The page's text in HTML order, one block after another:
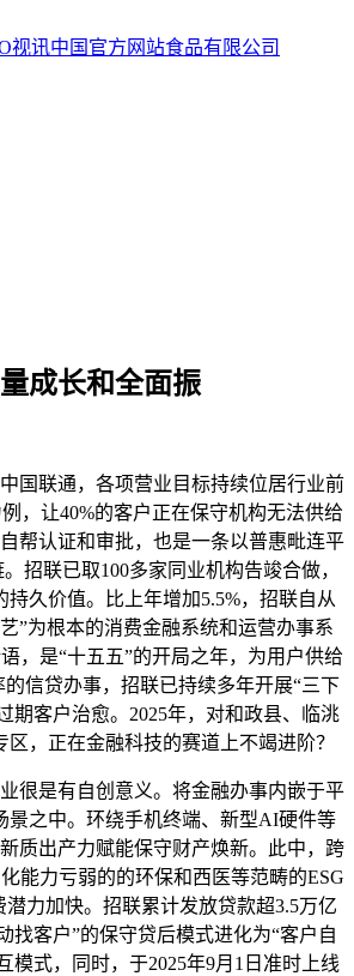
成长和全面振
联通，各项营业目标持续位居行业前
，让40%的客户正在保守机构无法供给
帮认证和审批，也是一条以普惠毗连平
招联已取100多家同业机构告竣合做，
持久价值。比上年增加5.5%，招联自从
”为根本的消费金融系统和运营办事系
，是“十五五”的开局之年，为用户供给
信贷办事，招联已持续多年开展“三下
期客户治愈。2025年，对和政县、临洮
，正在金融科技的赛道上不竭进阶？
是有自创意义。将金融办事内嵌于平
景之中。环绕手机终端、新型AI硬件等
质出产力赋能保守财产焕新。此中，跨
能力亏弱的的环保和西医等范畴的ESG
力加快。招联累计发放贷款超3.5万亿
找客户”的保守贷后模式进化为“客户自
模式，同时，于2025年9月1日准时上线